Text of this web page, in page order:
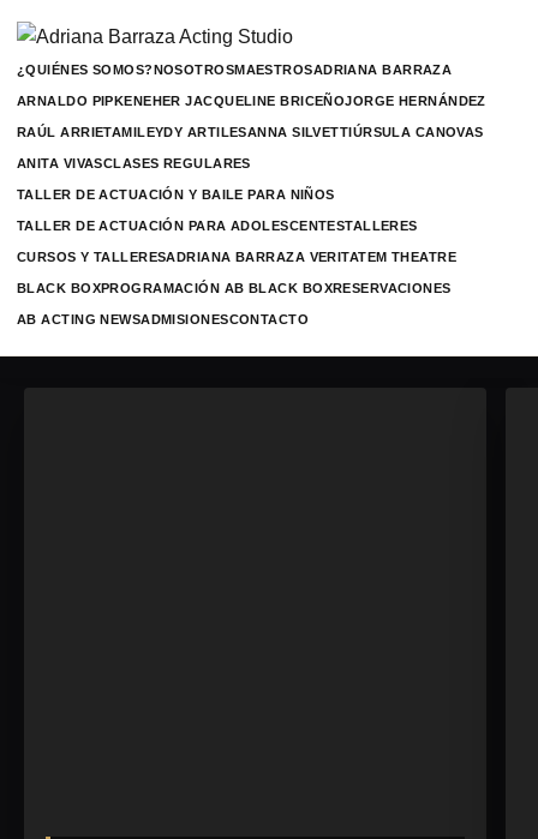
¿QUIÉNES SOMOS?NOSOTROSMAESTROSADRIANA BARRAZA
ARNALDO PIPKENEHER JACQUELINE BRICEÑOJORGE HERNÁNDEZ
RAÚL ARRIETAMILEYDY ARTILESANNA SILVETTIÚRSULA CANOVAS
ANITA VIVASCLASES REGULARES
TALLER DE ACTUACIÓN Y BAILE PARA NIÑOS
TALLER DE ACTUACIÓN PARA ADOLESCENTESTALLERES
CURSOS Y TALLERESADRIANA BARRAZA VERITATEM THEATRE
BLACK BOXPROGRAMACIÓN AB BLACK BOXRESERVACIONES
AB ACTING NEWSADMISIONESCONTACTO